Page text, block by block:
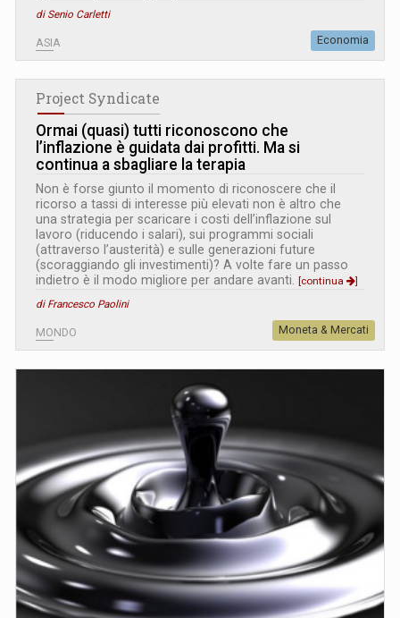
di Senio Carletti
ASIA Economia
Project Syndicate
Ormai (quasi) tutti riconoscono che
l’inflazione è guidata dai profitti. Ma si
continua a sbagliare la terapia
Non è forse giunto il momento di riconoscere che il
ricorso a tassi di interesse più elevati non è altro che
una strategia per scaricare i costi dell’inflazione sul
lavoro (riducendo i salari), sui programmi sociali
(attraverso l’austerità) e sulle generazioni future
(scoraggiando gli investimenti)? A volte fare un passo
indietro è il modo migliore per andare avanti.
[continua
]
di Francesco Paolini
MONDO Moneta & Mercati